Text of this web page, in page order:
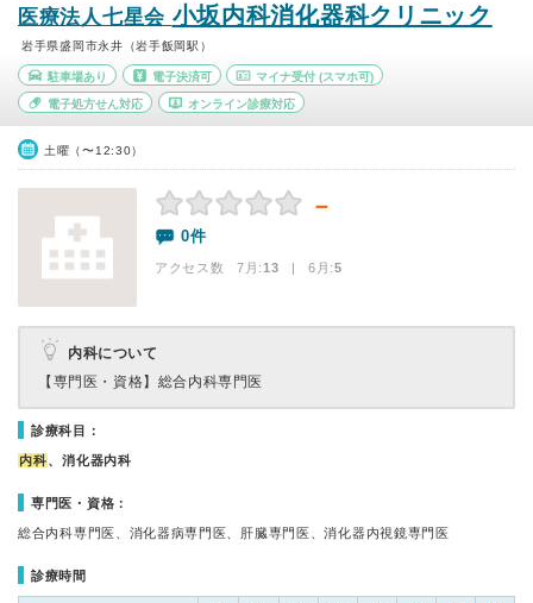
医療法人七星会 小坂内科消化器科クリニック
岩手県盛岡市永井（岩手飯岡駅）
駐車場あり 電子決済可 マイナ受付 (スマホ可)
電子処方せん対応 オンライン診療対応
土曜（〜12:30）
－
0件
アクセス数 7月:13 | 6月:5
内科について
【専門医・資格】 総合内科専門医
診療科目：
内科、消化器内科
専門医・資格：
総合内科専門医、消化器病専門医、肝臓専門医、消化器内視鏡専門医
診療時間